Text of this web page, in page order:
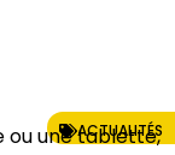
ACTUALITÉS
ou une tablette,